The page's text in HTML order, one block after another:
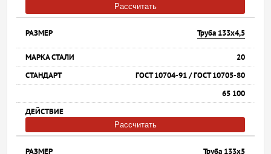
Рассчитать
Труба 133х4,5
20
ГОСТ 10704-91 / ГОСТ 10705-80
65 100
Рассчитать
Труба 133х5